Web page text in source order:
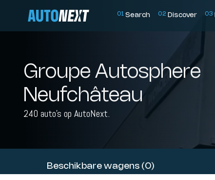
01 Search 02 Discover 03
Groupe Autosphere
Neufchâteau
240 auto's op AutoNext.
Beschikbare wagens (0)